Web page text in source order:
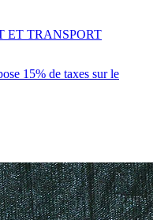
15% de taxes sur le
ET TRANSPORT